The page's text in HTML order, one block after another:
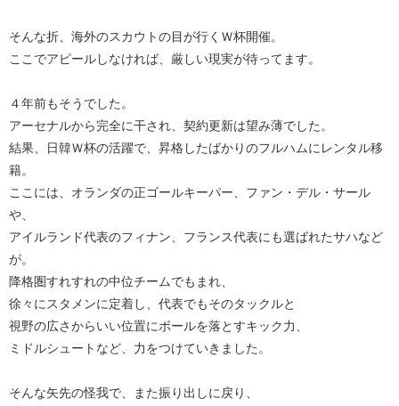
そんな折、海外のスカウトの目が行くＷ杯開催。
ここでアピールしなければ、厳しい現実が待ってます。
４年前もそうでした。
アーセナルから完全に干され、契約更新は望み薄でした。
結果、日韓Ｗ杯の活躍で、昇格したばかりのフルハムにレンタル移
籍。
ここには、オランダの正ゴールキーパー、ファン・デル・サール
や、
アイルランド代表のフィナン、フランス代表にも選ばれたサハなど
が。
降格圏すれすれの中位チームでもまれ、
徐々にスタメンに定着し、代表でもそのタックルと
視野の広さからいい位置にボールを落とすキック力、
ミドルシュートなど、力をつけていきました。
そんな矢先の怪我で、また振り出しに戻り、